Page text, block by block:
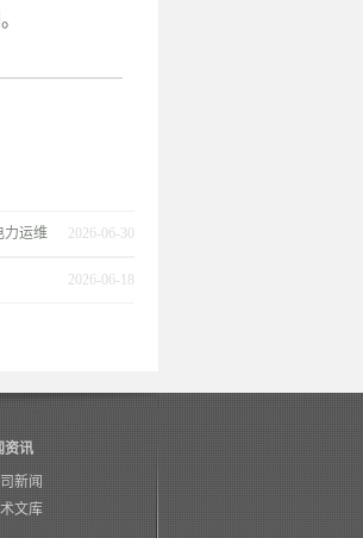
力运维 2026-06-30
2026-06-18
资讯
新闻
文库